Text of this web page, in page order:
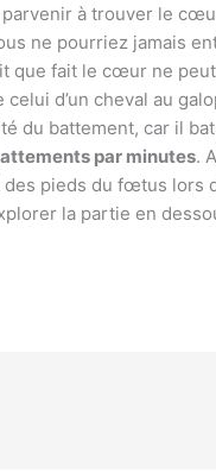
à trouver le
ne pourriez jamais
que fait le cœur ne
d’un cheval au
du battement, car il
par minutes.
des pieds du fœtus lors
la partie en